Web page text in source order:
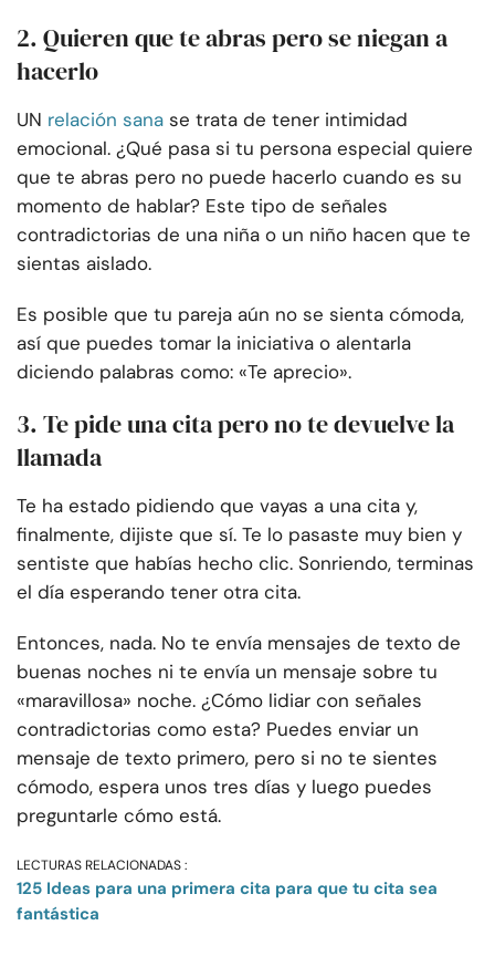
2. Quieren que te abras pero se niegan a
hacerlo
UN relación sana se trata de tener intimidad
emocional. ¿Qué pasa si tu persona especial quiere
que te abras pero no puede hacerlo cuando es su
momento de hablar? Este tipo de señales
contradictorias de una niña o un niño hacen que te
sientas aislado.
Es posible que tu pareja aún no se sienta cómoda,
así que puedes tomar la iniciativa o alentarla
diciendo palabras como: «Te aprecio».
3. Te pide una cita pero no te devuelve la
llamada
Te ha estado pidiendo que vayas a una cita y,
finalmente, dijiste que sí. Te lo pasaste muy bien y
sentiste que habías hecho clic. Sonriendo, terminas
el día esperando tener otra cita.
Entonces, nada. No te envía mensajes de texto de
buenas noches ni te envía un mensaje sobre tu
«maravillosa» noche. ¿Cómo lidiar con señales
contradictorias como esta? Puedes enviar un
mensaje de texto primero, pero si no te sientes
cómodo, espera unos tres días y luego puedes
preguntarle cómo está.
LECTURAS RELACIONADAS :
125 Ideas para una primera cita para que tu cita sea
fantástica